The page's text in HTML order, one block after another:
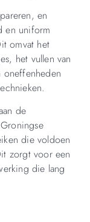
en
en uniform
omvat het
het vullen van
oneffenheden
de
die voldoen
zorgt voor een
die lang